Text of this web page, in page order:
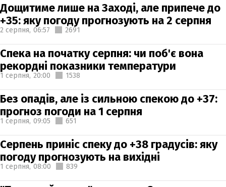
Дощитиме лише на Заході, але припече до
+35: яку погоду прогнозують на 2 серпня
2 серпня, 06:57 2691
Спека на початку серпня: чи поб'є вона
рекордні показники температури
1 серпня, 20:00 1538
Без опадів, але із сильною спекою до +37:
прогноз погоди на 1 серпня
1 серпня, 09:05 651
Серпень приніс спеку до +38 градусів: яку
погоду прогнозують на вихідні
1 серпня, 08:00 839